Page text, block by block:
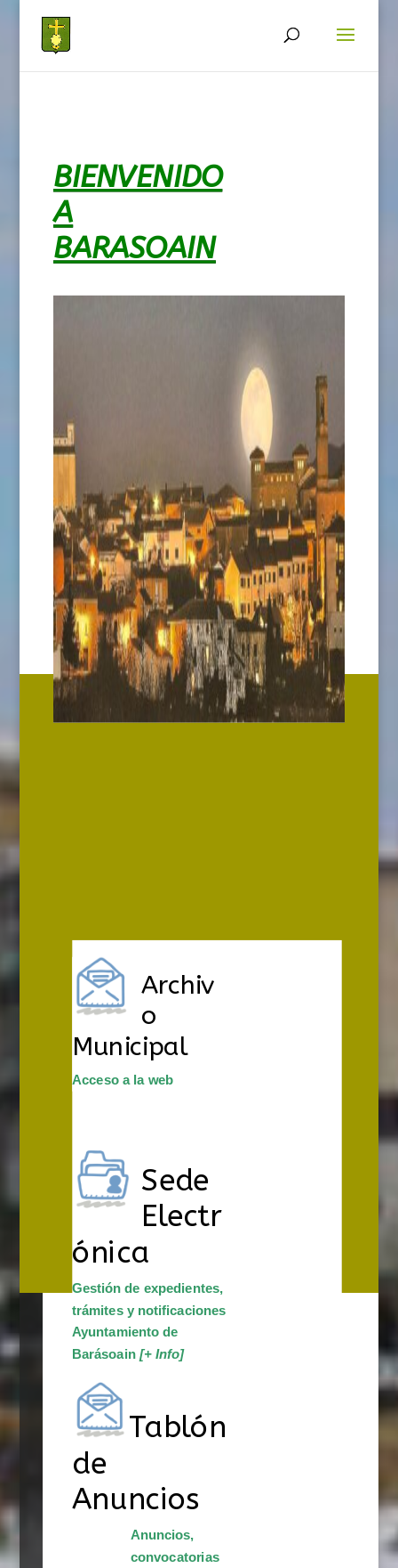
BIENVENIDO
A
BARASOAIN
Archiv
o
Municipal
Acceso a la web
Sede
Electr
ónica
Gestión de expedientes,
trámites y notificaciones
Ayuntamiento de
Barásoain[+ Info]
Tablón
de
Anuncios
Anuncios,
convocatorias